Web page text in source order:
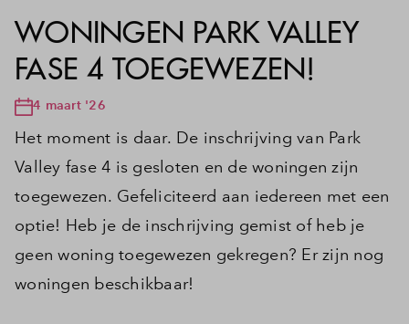
WONINGEN PARK VALLEY
FASE 4 TOEGEWEZEN!
4 maart '26
Het moment is daar. De inschrijving van Park
Valley fase 4 is gesloten en de woningen zijn
toegewezen. Gefeliciteerd aan iedereen met een
optie! Heb je de inschrijving gemist of heb je
geen woning toegewezen gekregen? Er zijn nog
woningen beschikbaar!